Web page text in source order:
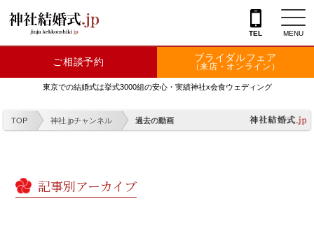
TEL MENU
神社を探す
会場を探す
衣裳
フェア情報
ご相談予約 ブライダルフェア
（来店・オンライン）
東京での結婚式は挙式3000組の安心・実績神社x会食ウェディング
TOP 神社.jpチャンネル 過去の動画
記事別アーカイブ